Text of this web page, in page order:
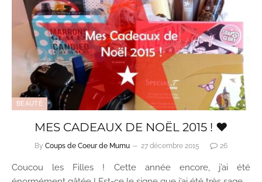
BEAUTÉ
MES CADEAUX DE NOËL 2015 ! ♥
By Coups de Coeur de Mumu 27 décembre 2015 26
Coucou les Filles ! Cette année encore, j’ai été